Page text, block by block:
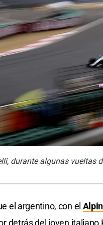
durante algunas vueltas
el argentino, con el
detrás del joven italiano